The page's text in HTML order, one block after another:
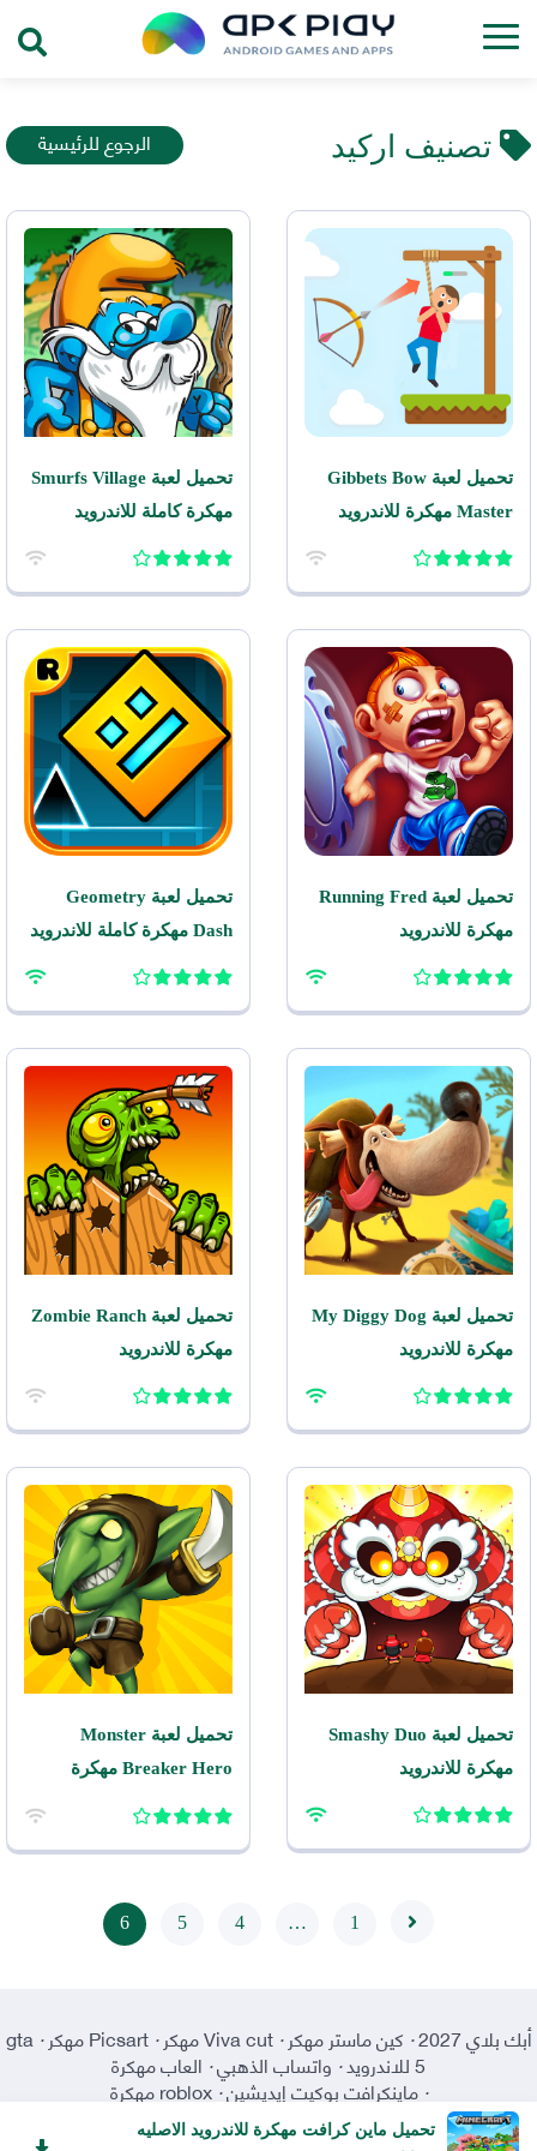
تصنيف اركيد الرجوع للرئيسية
تحميل لعبة Gibbets Bow
Master مهكرة للاندرويد
تحميل لعبة Smurfs Village
مهكرة كاملة للاندرويد
تحميل لعبة Running Fred
مهكرة للاندرويد
تحميل لعبة Geometry
Dash مهكرة كاملة للاندرويد
تحميل لعبة My Diggy Dog
مهكرة للاندرويد
تحميل لعبة Zombie Ranch
مهكرة للاندرويد
تحميل لعبة Smashy Duo
مهكرة للاندرويد
تحميل لعبة Monster
Breaker Hero مهكرة
1
…
4
5
6
تحميل ماين كرافت مهكرة للاندرويد الاصليه
أبك بلاي 2027 · كين ماستر مهكر·Viva cut مهكر ·Picsart مهكر ·
gta
5 للاندرويد ·واتساب الذهبي· العاب مهكرة
·ماينكرافت بوكيت إيديشين·roblox مهكرة